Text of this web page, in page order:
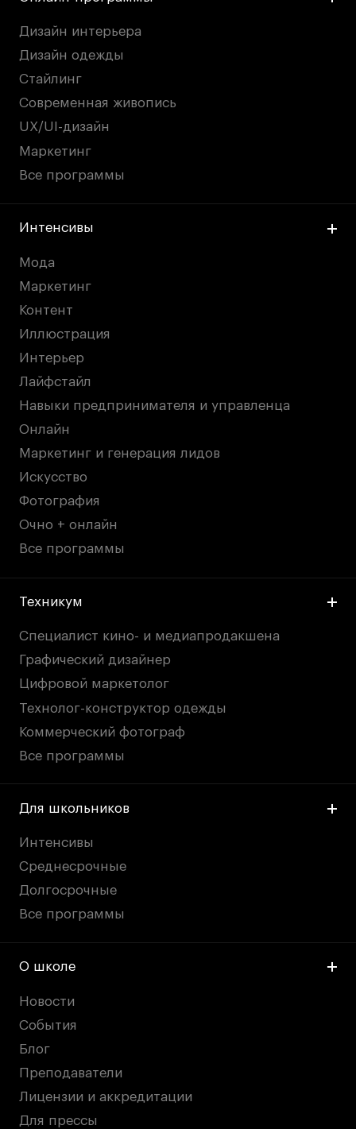
Карьера
Ассоциация выпускников
Центр карьеры
Живые проекты
Конкурсы
Участие в выставках
Летние стажировки
Проекты студентов
Работы студентов
«Живые» проекты
Участие в выставках
Britanka New Creatives
Fashion Summer
Проект с Microsoft
Подобрать программу
Войти в кампус
Дни открытых
дверей
Дни открытых
дверей
События
События
Истории успеха
Истории успеха
info@britishdesign.ru
info@britishdesign.ru
EN
EN
Политика конфиденциальности
Публичная оферта
Условия возврата
Кредит на образование с господдержкой
Лицензия на осуществление образовательной
Дизайн интерьера
Дизайн одежды
Стайлинг
Современная живопись
UX/UI-дизайн
Маркетинг
Все программы
Интенсивы
Мода
Маркетинг
Контент
Иллюстрация
Интерьер
Лайфстайл
Навыки предпринимателя и управленца
Онлайн
Маркетинг и генерация лидов
Искусство
Фотография
Очно + онлайн
Все программы
Техникум
Специалист кино- и медиапродакшена
Графический дизайнер
Цифровой маркетолог
Технолог-конструктор одежды
Коммерческий фотограф
Все программы
Для школьников
Интенсивы
Среднесрочные
Долгосрочные
Все программы
О школе
Новости
События
Блог
Преподаватели
Лицензии и аккредитации
Для прессы